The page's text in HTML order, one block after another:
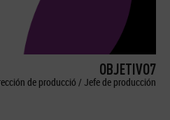
OBJETIVO7
de producció / Jefe de producción